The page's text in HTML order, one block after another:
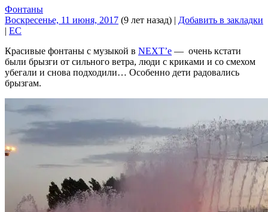
Фонтаны
Воскресенье, 11 июня, 2017 (9 лет назад) | Добавить в закладки
| EC
Красивые фонтаны с музыкой в NEXT’e — очень кстати
были брызги от сильного ветра, люди с криками и со смехом
убегали и снова подходили… Особенно дети радовались
брызгам.